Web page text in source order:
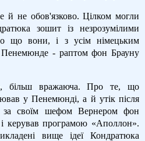
й не обов'язково. Цілком могли
зошит із незрозумілими
що вони, і з усім німецьким
- раптом фон Брауну
більш вражаюча. Про те, що
у Пенемюнді, а й утік після
своїм шефом Вернером фон
керував програмою «Аполлон».
вище ідеї Кондратюка